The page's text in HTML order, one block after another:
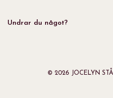
Undrar du något?
© 2026 JOCELYN